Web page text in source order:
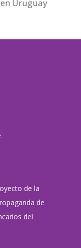
Uruguay
de la
de
del